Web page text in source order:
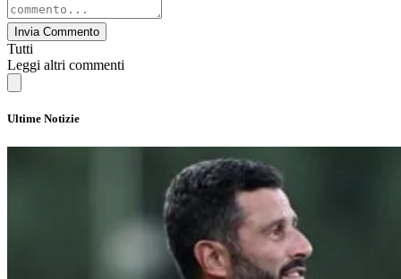
Invia Commento
Tutti
Leggi altri commenti
Ultime Notizie